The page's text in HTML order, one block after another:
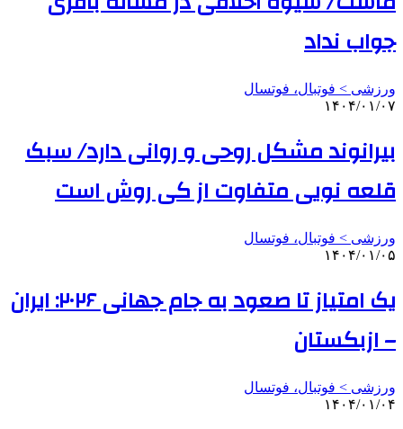
جواب نداد
ورزشی > فوتبال، فوتسال
۱۴۰۴/۰۱/۰۷
بیرانوند مشکل روحی و روانی دارد/ سبک
قلعه نویی متفاوت از کی روش است
ورزشی > فوتبال، فوتسال
۱۴۰۴/۰۱/۰۵
یک امتیاز تا صعود به جام جهانی ۲۰۲۶: ایران
– ازبکستان
ورزشی > فوتبال، فوتسال
۱۴۰۴/۰۱/۰۴